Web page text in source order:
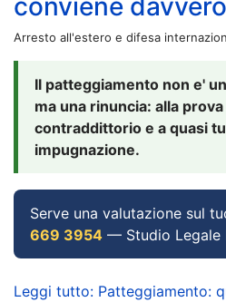
Arresto all'estero e difesa
Il patteggiamento non e'
ma una rinuncia: alla
contraddittorio e a quasi
impugnazione.
Serve una valutazione sul
669 3954 — Studio Legale
Leggi tutto: Patteggiamento: